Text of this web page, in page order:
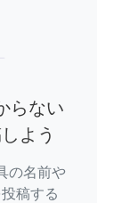
らない
よう
の名前や
稿する